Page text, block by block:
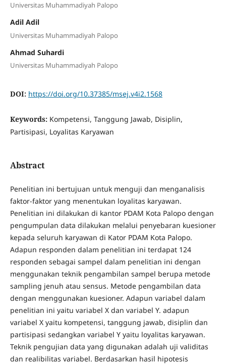
Universitas Muhammadiyah Palopo
Adil Adil
Universitas Muhammadiyah Palopo
Ahmad Suhardi
Universitas Muhammadiyah Palopo
DOI: https://doi.org/10.37385/msej.v4i2.1568
Keywords: Kompetensi, Tanggung Jawab, Disiplin,
Partisipasi, Loyalitas Karyawan
Abstract
Penelitian ini bertujuan untuk menguji dan menganalisis
faktor-faktor yang menentukan loyalitas karyawan.
Penelitian ini dilakukan di kantor PDAM Kota Palopo dengan
pengumpulan data dilakukan melalui penyebaran kuesioner
kepada seluruh karyawan di Kator PDAM Kota Palopo.
Adapun responden dalam penelitian ini terdapat 124
responden sebagai sampel dalam penelitian ini dengan
menggunakan teknik pengambilan sampel berupa metode
sampling jenuh atau sensus. Metode pengambilan data
dengan menggunakan kuesioner. Adapun variabel dalam
penelitian ini yaitu variabel X dan variabel Y. adapun
variabel X yaitu kompetensi, tanggung jawab, disiplin dan
partisipasi sedangkan variabel Y yaitu loyalitas karyawan.
Teknik pengujian data yang digunakan adalah uji validitas
dan realibilitas variabel. Berdasarkan hasil hipotesis